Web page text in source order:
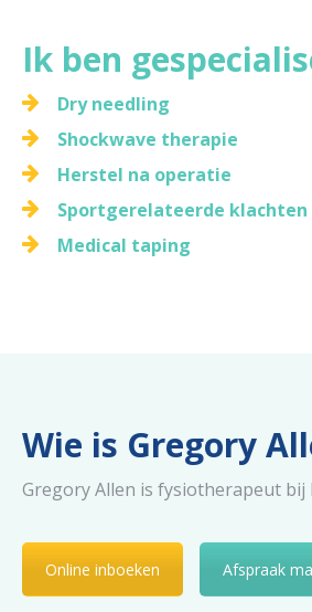
Ik ben
Dry needling
Shockwave therapie
Herstel na operatie
Sportgerelateerde klachten
Medical taping
Wie is Gregory
Gregory Allen is fysiotherapeut bij
Online inboeken Afspraak